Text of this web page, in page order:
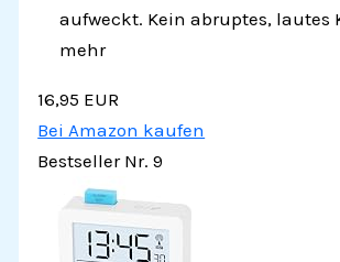
aufweckt. Kein abruptes, lautes
mehr
16,95 EUR
Bei Amazon kaufen
Bestseller Nr. 9